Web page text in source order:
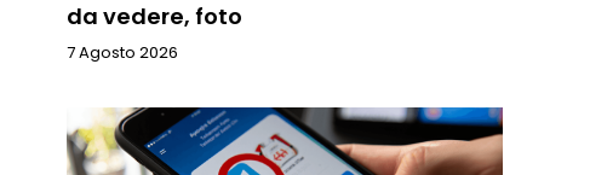
da vedere, foto
7 Agosto 2026